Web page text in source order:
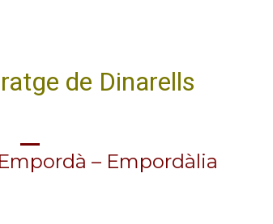
de Dinarells
– Empordàlia